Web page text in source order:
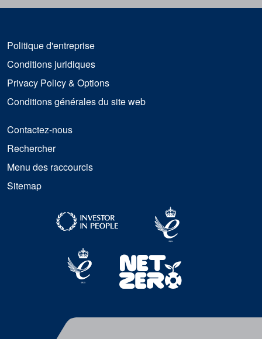
Politique d'entreprise
Conditions juridiques
Privacy Policy & Options
Conditions générales du site web
Contactez-nous
Rechercher
Menu des raccourcis
Sitemap